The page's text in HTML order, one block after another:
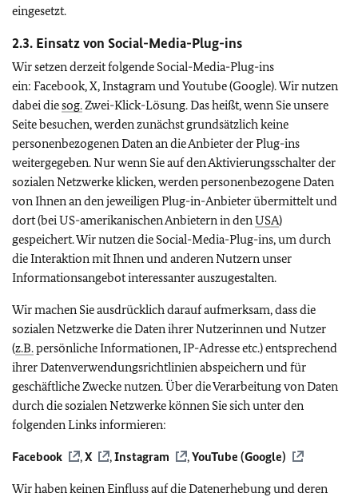
eingesetzt.
2.3. Einsatz von Social-Media-Plug-ins
Wir setzen derzeit folgende Social-Media-Plug-ins
ein: Facebook, X, InstagramundYoutube (Google).Wir nutzen
dabei diesog.Zwei-Klick-Lösung. Das heißt, wenn Sie unsere
Seite besuchen, werden zunächst grundsätzlich keine
personenbezogenen Daten an die Anbieter derPlug-ins
weitergegeben. Nur wenn Sie auf den Aktivierungsschalter der
sozialen Netzwerke klicken, werden personenbezogene Daten
von Ihnen an den jeweiligenPlug-in-Anbieter übermittelt und
dort (bei US-amerikanischen Anbietern in denUSA)
gespeichert. Wir nutzen die Social-Media-Plug-ins, um durch
die Interaktion mit Ihnen und anderen Nutzern unser
Informationsangebot interessanter auszugestalten.
Wir machen Sie ausdrücklich darauf aufmerksam, dass die
sozialen Netzwerke die Daten ihrer Nutzerinnen und Nutzer
(z.B.persönliche Informationen, IP-Adresse etc.) entsprechend
ihrer Datenverwendungsrichtlinien abspeichern und für
geschäftliche Zwecke nutzen. Über die Verarbeitung von Daten
durch die sozialen Netzwerke können Sie sich unter den
folgenden Links informieren:
Facebook ,X ,Instagram ,YouTube (Google)
Wir haben keinen Einfluss auf die Datenerhebung und deren